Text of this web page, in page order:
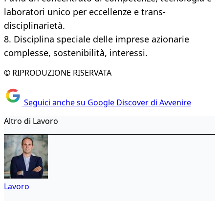
laboratori unico per eccellenze e trans-
disciplinarietà.
8. Disciplina speciale delle imprese azionarie
complesse, sostenibilità, interessi.
© RIPRODUZIONE RISERVATA
Seguici anche su Google Discover di Avvenire
Altro di Lavoro
Lavoro